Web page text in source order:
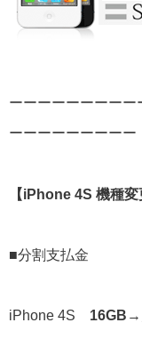
ーーーーーーーー
ーーーーーーーーー
【iPhone 4S 機種
■分割支払金
iPhone 4S 16GB →